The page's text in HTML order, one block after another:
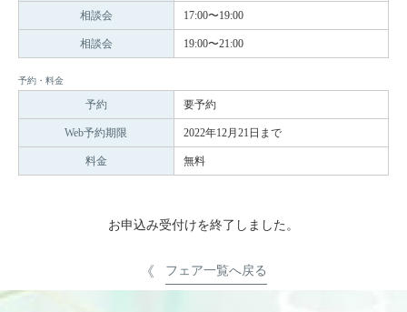
相談会 17:00〜19:00
相談会 19:00〜21:00
予約・料金
予約 要予約
Web予約期限 2022年12月21日まで
料金 無料
お申込み受付けを終了しました。
フェア一覧へ戻る